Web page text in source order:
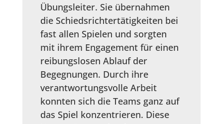
Übungsleiter. Sie übernahmen
die Schiedsrichtertätigkeiten bei
fast allen Spielen und sorgten
mit ihrem Engagement für einen
reibungslosen Ablauf der
Begegnungen. Durch ihre
verantwortungsvolle Arbeit
konnten sich die Teams ganz auf
das Spiel konzentrieren. Diese